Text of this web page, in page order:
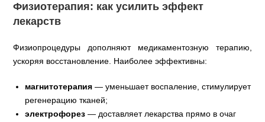
Физиотерапия: как усилить эффект
лекарств
Физиопроцедуры дополняют медикаментозную терапию,
ускоряя восстановление. Наиболее эффективны:
магнитотерапия — уменьшает воспаление, стимулирует
регенерацию тканей;
электрофорез — доставляет лекарства прямо в очаг